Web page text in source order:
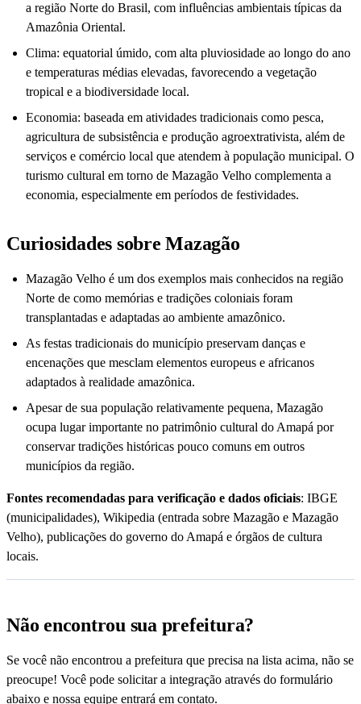
a região Norte do Brasil, com influências ambientais típicas da
Amazônia Oriental.
Clima: equatorial úmido, com alta pluviosidade ao longo do ano
e temperaturas médias elevadas, favorecendo a vegetação
tropical e a biodiversidade local.
Economia: baseada em atividades tradicionais como pesca,
agricultura de subsistência e produção agroextrativista, além de
serviços e comércio local que atendem à população municipal. O
turismo cultural em torno de Mazagão Velho complementa a
economia, especialmente em períodos de festividades.
Curiosidades sobre Mazagão
Mazagão Velho é um dos exemplos mais conhecidos na região
Norte de como memórias e tradições coloniais foram
transplantadas e adaptadas ao ambiente amazônico.
As festas tradicionais do município preservam danças e
encenações que mesclam elementos europeus e africanos
adaptados à realidade amazônica.
Apesar de sua população relativamente pequena, Mazagão
ocupa lugar importante no patrimônio cultural do Amapá por
conservar tradições históricas pouco comuns em outros
municípios da região.
Fontes recomendadas para verificação e dados oficiais: IBGE
(municipalidades), Wikipedia (entrada sobre Mazagão e Mazagão
Velho), publicações do governo do Amapá e órgãos de cultura
locais.
Não encontrou sua prefeitura?
Se você não encontrou a prefeitura que precisa na lista acima, não se
preocupe! Você pode solicitar a integração através do formulário
abaixo e nossa equipe entrará em contato.